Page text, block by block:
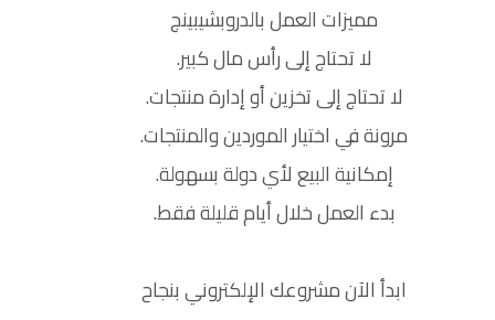
مميزات العمل بالدروبشيبينج
لا تحتاج إلى رأس مال كبير.
لا تحتاج إلى تخزين أو إدارة منتجات.
مرونة في اختيار الموردين والمنتجات.
إمكانية البيع لأي دولة بسهولة.
بدء العمل خلال أيام قليلة فقط.
ابدأ الآن مشروعك الإلكتروني بنجاح